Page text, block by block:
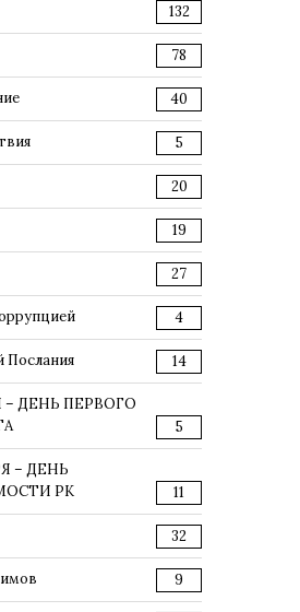
132
78
40
5
20
19
27
4
Послания 14
– ДЕНЬ ПЕРВОГО
5
– ДЕНЬ
РК
11
32
9